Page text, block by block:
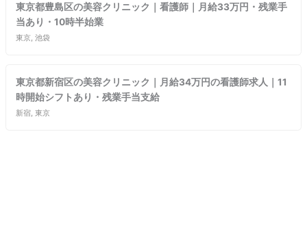
東京都豊島区の美容クリニック｜看護師｜月給33万円・残業手
当あり・10時半始業
東京, 池袋
東京都新宿区の美容クリニック｜月給34万円の看護師求人｜11
時開始シフトあり・残業手当支給
新宿, 東京